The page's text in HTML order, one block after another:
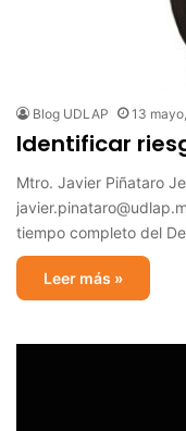
Blog UDLAP 13
Identificar
Mtro. Javier Piñataro
tiempo completo del
Leer más »